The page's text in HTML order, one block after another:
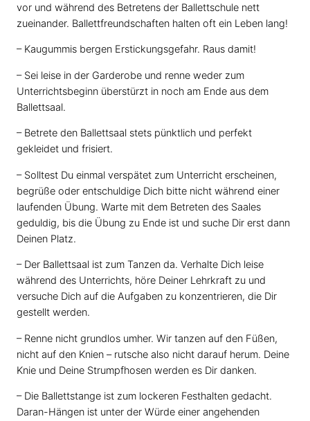
vor und während des Betretens der Ballettschule nett
zueinander. Ballettfreundschaften halten oft ein Leben lang!
– Kaugummis bergen Erstickungsgefahr. Raus damit!
– Sei leise in der Garderobe und renne weder zum
Unterrichtsbeginn überstürzt in noch am Ende aus dem
Ballettsaal.
– Betrete den Ballettsaal stets pünktlich und perfekt
gekleidet und frisiert.
– Solltest Du einmal verspätet zum Unterricht erscheinen,
begrüße oder entschuldige Dich bitte nicht während einer
laufenden Übung. Warte mit dem Betreten des Saales
geduldig, bis die Übung zu Ende ist und suche Dir erst dann
Deinen Platz.
– Der Ballettsaal ist zum Tanzen da. Verhalte Dich leise
während des Unterrichts, höre Deiner Lehrkraft zu und
versuche Dich auf die Aufgaben zu konzentrieren, die Dir
gestellt werden.
– Renne nicht grundlos umher. Wir tanzen auf den Füßen,
nicht auf den Knien – rutsche also nicht darauf herum. Deine
Knie und Deine Strumpfhosen werden es Dir danken.
– Die Ballettstange ist zum lockeren Festhalten gedacht.
Daran-Hängen ist unter der Würde einer angehenden